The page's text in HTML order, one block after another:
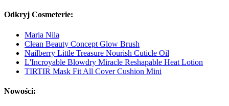
Odkryj Cosmeterie:
Maria Nila
Clean Beauty Concept Glow Brush
Nailberry Little Treasure Nourish Cuticle Oil
L'Incroyable Blowdry Miracle Reshapable Heat Lotion
TIRTIR Mask Fit All Cover Cushion Mini
Nowości: